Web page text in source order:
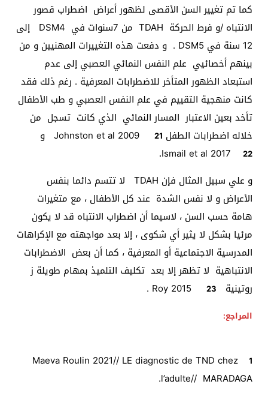
كما تم تغيير السن الأقصى لظهور أعراض اضطراب قصور
الانتباه /و فرط الحركة TDAH من 7سنوات في DSM4 إلى
12 سنة في DSM5 . و دفعت هذه التغييرات المهنيين و من
بينهم أخصائيي علم النفس النمائي العصبي إلى عدم
استبعاد الظهور المتأخر للاضطرابات المعرفية . رغم ذلك فقد
كانت منهجية التقييم في علم النفس العصبي و طب الأطفال
تأخد بعين الاعتبار المسار النمائي الذي كانت تسجل من
خلاله اضطرابات الطفل Johnston et al 2009 21
و
Ismail et al 2017 22.
و علي سبيل المثال فإن TDAH لا تتسم دائما بنفس
الأعراض و لا نفس الشدة عند كل الأطفال ، مع متغيرات
هامة حسب السن ، لاسيما أن اضطراب الانتباه قد لا يكون
مرئيا بشكل لا يثير أي شكوى ، إلا بعد مواجهته مع الإكراهات
المدرسية الاجتماعية أو المعرفية ، كما أن بعض الاضطرابات
الانتباهية لا تظهر إلا بعد تكليف التلميذ بمهام طويلة ز
روتينية Roy 2015 23
.
المراجع:
1
Maeva Roulin 2021// LE diagnostic de TND chez
l’adulte// MARADAGA.